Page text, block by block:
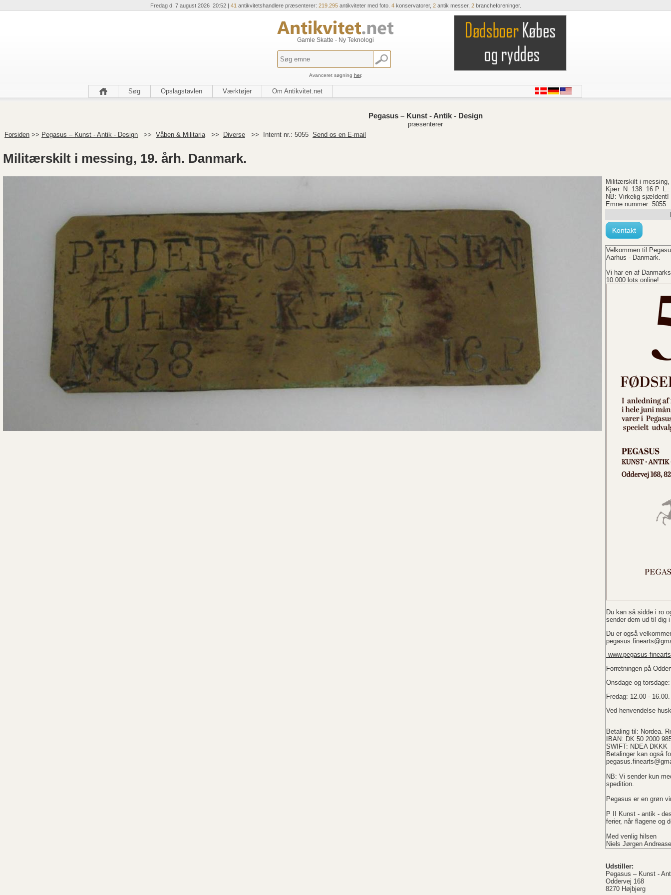
Fredag d. 7 august 2026 20:52 | 41 antikvitetshandlere præsenterer: 219.295antikviteter med foto. 4konservatorer, 2antik messer, 2brancheforeninger.
Gamle Skatte - Ny Teknologi
Avanceret søgning her.
Søg Opslagstavlen Værktøjer Om Antikvitet.net
Pegasus – Kunst - Antik - Design
præsenterer
Forsiden >> Pegasus – Kunst - Antik - Design >> Våben & Militaria >> Diverse >> Internt nr.: 5055 Send os en E-mail
Militærskilt i messing, 19. årh. Danmark.
Militærskilt i messing,
Kjær. N. 138. 16 P.
NB: Virkelig sjældent!
Emne nummer: 5055
Kontakt
Velkommen til
Aarhus - Danmark.
Vi har en af
10.000 lots online!
Du kan så sidde i ro
sender dem ud til
Du er også
www.pegasus-
Forretningen på
Onsdage og
Fredag: 12.00 - 16.00.
Ved henvendelse
Betaling til: Nordea.
IBAN: DK 50 2000
SWIFT: NDEA DKKK
Betalinger kan også
NB: Vi sender kun
spedition.
Pegasus er en grøn
P II Kunst - antik -
ferier, når flagene og
Med venlig hilsen
Niels Jørgen
Udstiller:
Pegasus – Kunst -
Oddervej 168
8270 Højbjerg